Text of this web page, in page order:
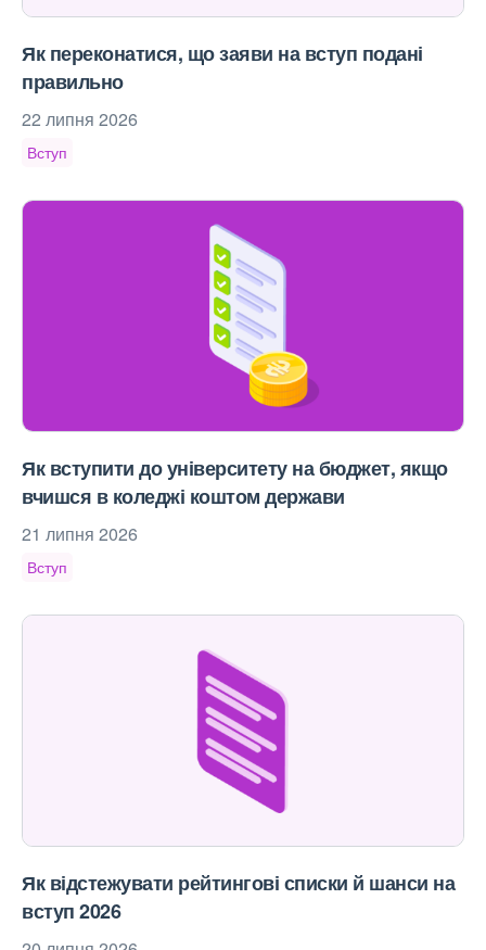
Як переконатися, що заяви на вступ подані
правильно
22 липня 2026
Вступ
Як вступити до університету на бюджет, якщо
вчишся в коледжі коштом держави
21 липня 2026
Вступ
Як відстежувати рейтингові списки й шанси на
вступ 2026